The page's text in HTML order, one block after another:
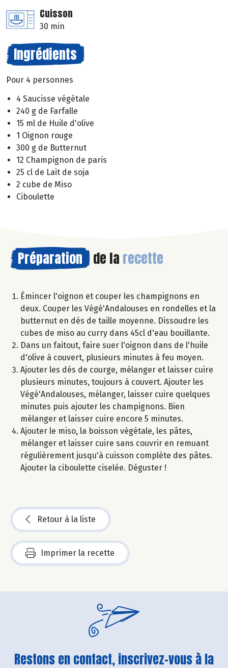
Cuisson
30 min
Ingrédients
Pour 4 personnes
4 Saucisse végétale
240 g de Farfalle
15 ml de Huile d'olive
1 Oignon rouge
300 g de Butternut
12 Champignon de paris
25 cl de Lait de soja
2 cube de Miso
Ciboulette
Préparation de la recette
Émincer l'oignon et couper les champignons en
deux. Couper les Végé'Andalouses en rondelles et la
butternut en dés de taille moyenne. Dissoudre les
cubes de miso au curry dans 45cl d'eau bouillante.
Dans un faitout, faire suer l'oignon dans de l'huile
d'olive à couvert, plusieurs minutes à feu moyen.
Ajouter les dés de courge, mélanger et laisser cuire
plusieurs minutes, toujours à couvert. Ajouter les
Végé'Andalouses, mélanger, laisser cuire quelques
minutes puis ajouter les champignons. Bien
mélanger et laisser cuire encore 5 minutes.
Ajouter le miso, la boisson végétale, les pâtes,
mélanger et laisser cuire sans couvrir en remuant
régulièrement jusqu'à cuisson complète des pâtes.
Ajouter la ciboulette ciselée. Déguster !
Retour à la liste
Imprimer la recette
Restons en contact, inscrivez-vous à la